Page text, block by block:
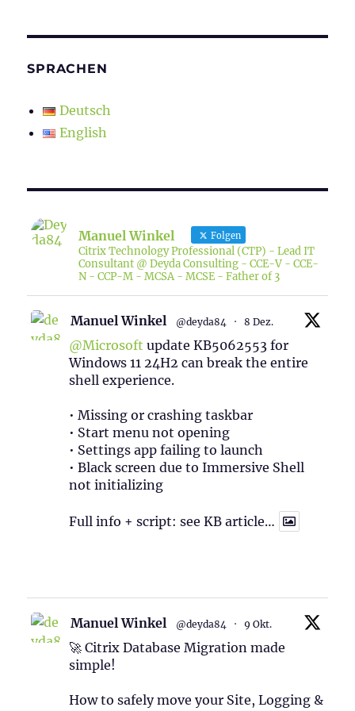
SPRACHEN
Deutsch
English
Manuel Winkel Folgen
Citrix Technology Professional (CTP) - Lead IT
Consultant @ Deyda Consulting - CCE-V - CCE-
N - CCP-M - MCSA - MCSE - Father of 3
Manuel Winkel @deyda84 · 8 Dez.
@Microsoft update KB5062553 for
Windows 11 24H2 can break the entire
shell experience.
• Missing or crashing taskbar
• Start menu not opening
• Settings app failing to launch
• Black screen due to Immersive Shell
not initializing
Full info + script: see KB article…
Manuel Winkel @deyda84 · 9 Okt.
🚀 Citrix Database Migration made
simple!
How to safely move your Site, Logging &